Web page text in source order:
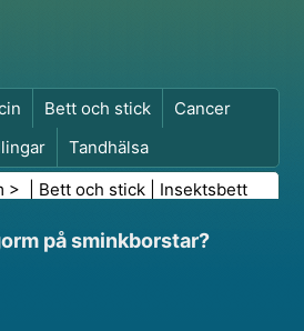
Bett och stick
Cancer
Tandhälsa
> | Bett och stick Insektsbett
på sminkborstar?